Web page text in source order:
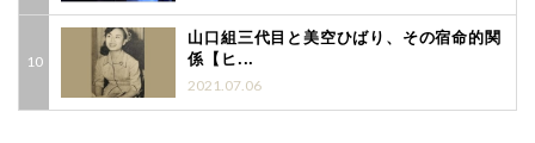
山口組三代目と美空ひばり、その宿命的関
係【ヒ...
2021.07.06